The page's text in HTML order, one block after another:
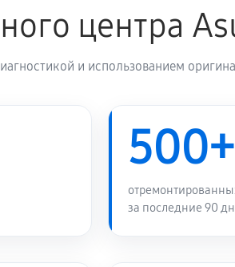
центра
и использованием
500+
за последние 90